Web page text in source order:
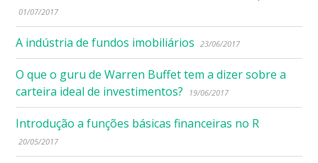
01/07/2017
A indústria de fundos imobiliários 23/06/2017
O que o guru de Warren Buffet tem a dizer sobre a
carteira ideal de investimentos?
19/06/2017
Introdução a funções básicas financeiras no R
20/05/2017